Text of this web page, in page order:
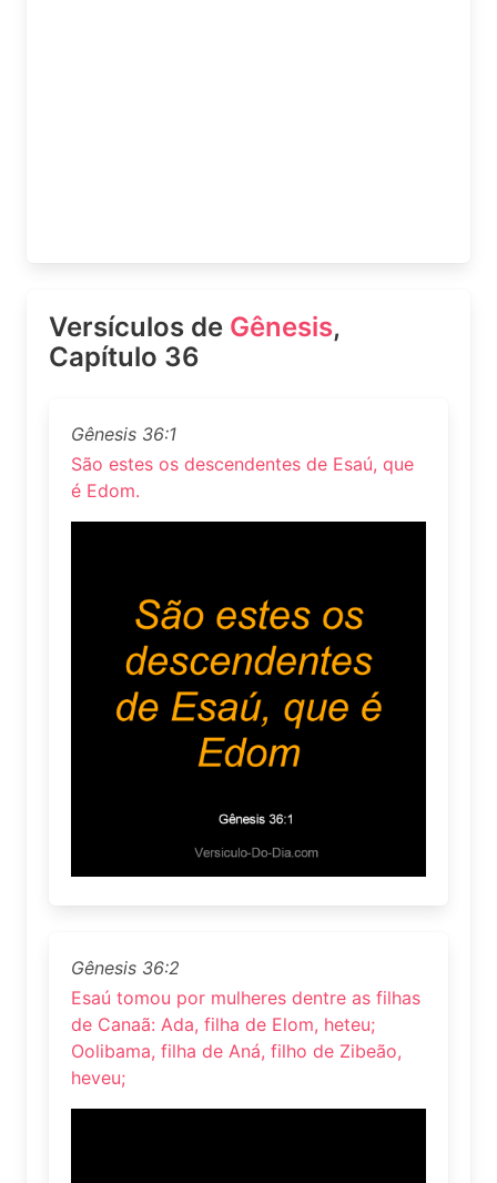
Versículos de Gênesis,
Capítulo 36
Gênesis 36:1
São estes os descendentes de Esaú, que
é Edom.
Gênesis 36:2
Esaú tomou por mulheres dentre as filhas
de Canaã: Ada, filha de Elom, heteu;
Oolibama, filha de Aná, filho de Zibeão,
heveu;